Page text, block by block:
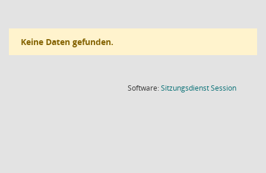
Keine Daten gefunden.
Software:SitzungsdienstSession(Wird in